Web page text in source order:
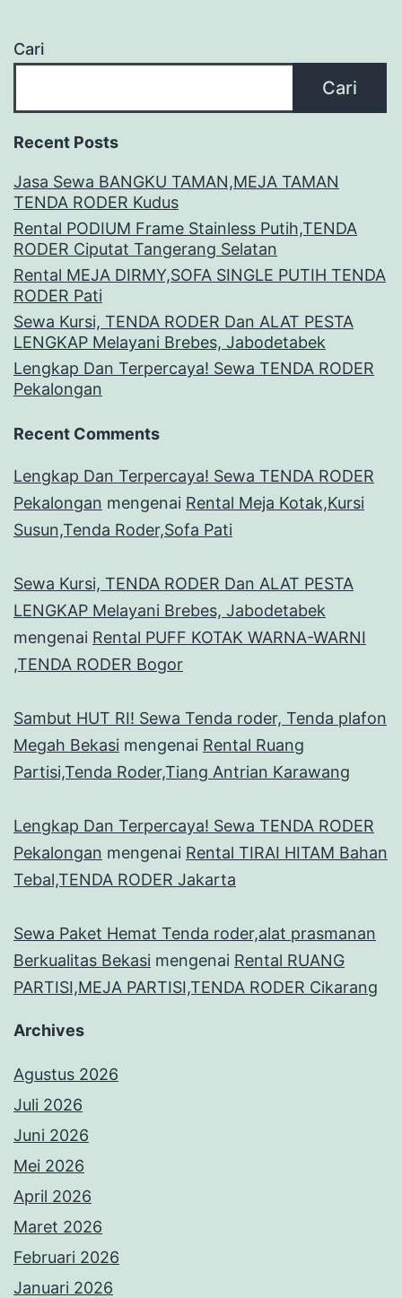
Cari
Cari
Recent Posts
Jasa Sewa BANGKU TAMAN,MEJA TAMAN
TENDA RODER Kudus
Rental PODIUM Frame Stainless Putih,TENDA
RODER Ciputat Tangerang Selatan
Rental MEJA DIRMY,SOFA SINGLE PUTIH TENDA
RODER Pati
Sewa Kursi, TENDA RODER Dan ALAT PESTA
LENGKAP Melayani Brebes, Jabodetabek
Lengkap Dan Terpercaya! Sewa TENDA RODER
Pekalongan
Recent Comments
Lengkap Dan Terpercaya! Sewa TENDA RODER
Pekalongan mengenai Rental Meja Kotak,Kursi
Susun,Tenda Roder,Sofa Pati
Sewa Kursi, TENDA RODER Dan ALAT PESTA
LENGKAP Melayani Brebes, Jabodetabek
mengenai Rental PUFF KOTAK WARNA-WARNI
,TENDA RODER Bogor
Sambut HUT RI! Sewa Tenda roder, Tenda plafon
Megah Bekasi mengenai Rental Ruang
Partisi,Tenda Roder,Tiang Antrian Karawang
Lengkap Dan Terpercaya! Sewa TENDA RODER
Pekalongan mengenai Rental TIRAI HITAM Bahan
Tebal,TENDA RODER Jakarta
Sewa Paket Hemat Tenda roder,alat prasmanan
Berkualitas Bekasi mengenai Rental RUANG
PARTISI,MEJA PARTISI,TENDA RODER Cikarang
Archives
Agustus 2026
Juli 2026
Juni 2026
Mei 2026
April 2026
Maret 2026
Februari 2026
Januari 2026